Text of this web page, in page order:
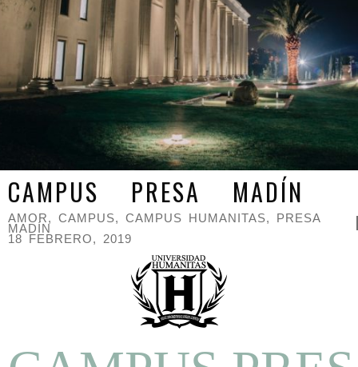
CAMPUS PRESA MADÍN
AMOR, CAMPUS, CAMPUS HUMANITAS, PRESA
MADÍN
18 FEBRERO, 2019